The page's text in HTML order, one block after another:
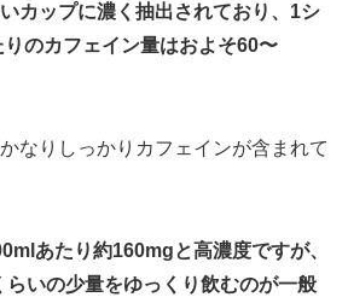
カップに濃く抽出されており、1シ
のカフェイン量はおよそ60〜
なりしっかりカフェインが含まれて
あたり約160mgと高濃度ですが、
いの少量をゆっくり飲むのが一般